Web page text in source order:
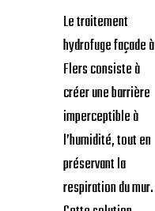
Le traitement
hydrofuge façade à
Flers consiste à
créer une barrière
imperceptible à
l’humidité, tout en
préservant la
respiration du mur.